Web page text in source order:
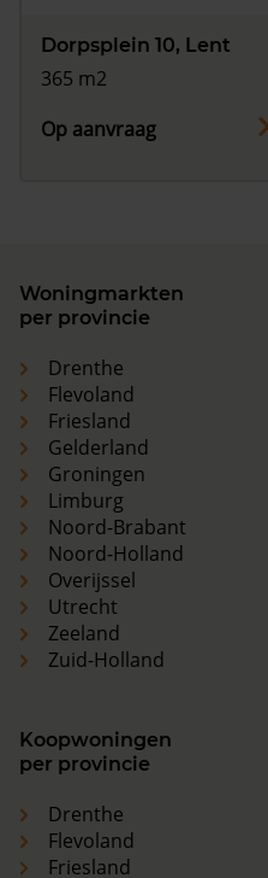
Dorpsplein 10, Lent
365 m2
Op aanvraag
Woningmarkten
per provincie
Drenthe
Flevoland
Friesland
Gelderland
Groningen
Limburg
Noord-Brabant
Noord-Holland
Overijssel
Utrecht
Zeeland
Zuid-Holland
Koopwoningen
per provincie
Drenthe
Flevoland
Friesland